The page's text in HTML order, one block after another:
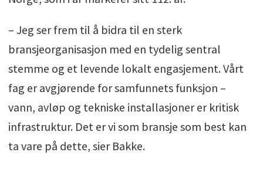
– Jeg ser frem til å bidra til en sterk
bransjeorganisasjon med en tydelig sentral
stemme og et levende lokalt engasjement. Vårt
fag er avgjørende for samfunnets funksjon –
vann, avløp og tekniske installasjoner er kritisk
infrastruktur. Det er vi som bransje som best kan
ta vare på dette, sier Bakke.